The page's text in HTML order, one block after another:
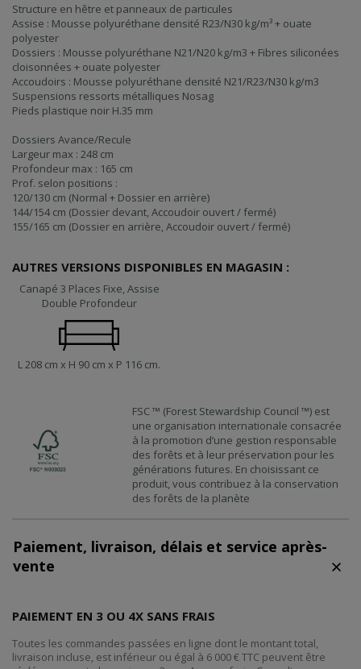
Structure en hêtre et panneaux de particules
Assise : Mousse polyuréthane densité R23/N30 kg/m³ + ouate
polyester
Dossiers : Mousse polyuréthane N21/N20 kg/m3 + Fibres siliconées
cloisonnées + ouate polyester
Accoudoirs : Mousse polyuréthane densité N21/R23/N30 kg/m3
Suspensions ressorts métalliques Nosag
Pieds plastique noir H.35 mm
Dossiers Avance/Recule
Largeur max : 248 cm
Profondeur max : 165 cm
Prof. selon positions :
120/130 cm (Normal + Dossier en arrière)
144/154 cm (Dossier devant, Accoudoir ouvert / fermé)
155/165 cm (Dossier en arrière, Accoudoir ouvert / fermé)
AUTRES VERSIONS DISPONIBLES EN MAGASIN :
Canapé 3 Places Fixe, Assise
Double Profondeur
L 208 cm x H 90 cm x P 116 cm.
FSC ™ (Forest Stewardship Council ™) est
une organisation internationale consacrée
à la promotion d’une gestion responsable
des forêts et à leur préservation pour les
générations futures. En choisissant ce
produit, vous contribuez à la conservation
des forêts de la planète
Paiement, livraison, délais et service après-
vente
PAIEMENT EN 3 OU 4X SANS FRAIS
Toutes les commandes passées en ligne dont le montant total,
livraison incluse, est inférieur ou égal à 6 000 € TTC peuvent être